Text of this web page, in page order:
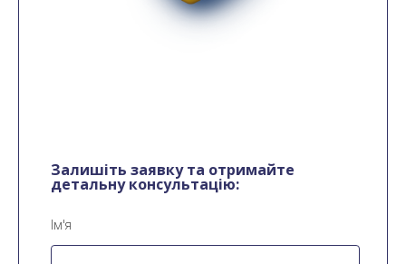
Залишіть заявку та отримайте
детальну консультацію:
Ім'я